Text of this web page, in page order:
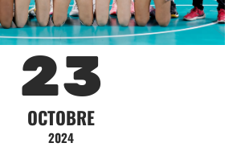
23
OCTOBRE
2024